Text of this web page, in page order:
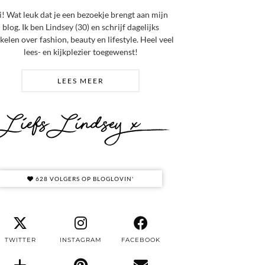
Wat leuk dat je een bezoekje brengt aan mijn
blog. Ik ben Lindsey (30) en schrijf dagelijks
over fashion, beauty en lifestyle. Heel veel
lees- en kijkplezier toegewenst!
LEES MEER
628 VOLGERS OP BLOGLOVIN'
TWITTER INSTAGRAM FACEBOOK